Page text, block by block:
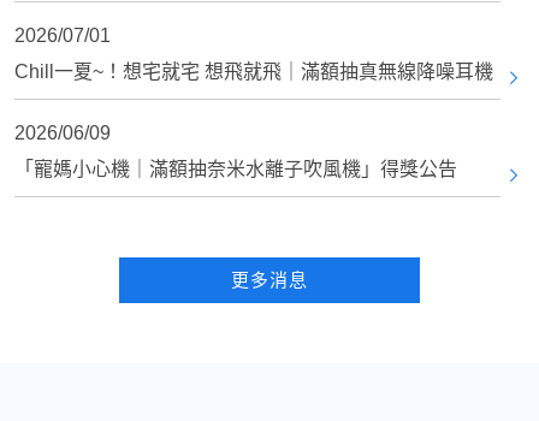
2026/07/01
Chill一夏~！想宅就宅 想飛就飛｜滿額抽真無線降噪耳機
2026/06/09
「寵媽小心機｜滿額抽奈米水離子吹風機」得獎公告
更多消息